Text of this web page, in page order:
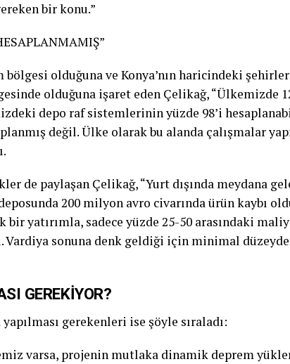
bir konu.”
bölgesi olduğuna ve Konya’nın haricindeki
olduğuna işaret eden Çelikağ, “Ülkemizde
depo raf sistemlerinin yüzde 98’i
değil. Ülke olarak bu alanda çalışmalar
de paylaşan Çelikağ, “Yurt dışında meydana
200 milyon avro civarında ürün kaybı
bir yatırımla, sadece yüzde 25-50 arasındaki
sonuna denk geldiği için minimal düzeyde
GEREKİYOR?
gerekenleri ise şöyle sıraladı:
varsa, projenin mutlaka dinamik deprem